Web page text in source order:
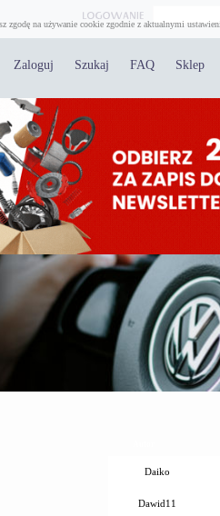
na używanie cookie zgodnie z aktualnymi
Zaloguj Szukaj FAQ Sklep
Daiko
Dawid11